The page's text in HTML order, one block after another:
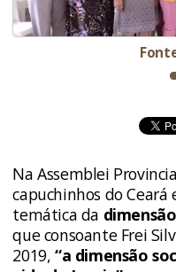
Na Assemblei
capuchinhos do
temática da
que consoante Frei
2019, “a dimensão